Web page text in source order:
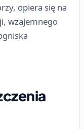
opiera się na
wzajemnego